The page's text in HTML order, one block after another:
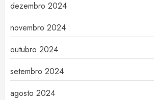
dezembro 2024
novembro 2024
outubro 2024
setembro 2024
agosto 2024